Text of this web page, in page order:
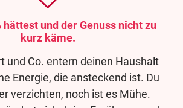
und der Genuss nicht zu
kurz käme.
und Co. entern deinen Haushalt
Energie, die ansteckend ist. Du
verzichten, noch ist es Mühe.